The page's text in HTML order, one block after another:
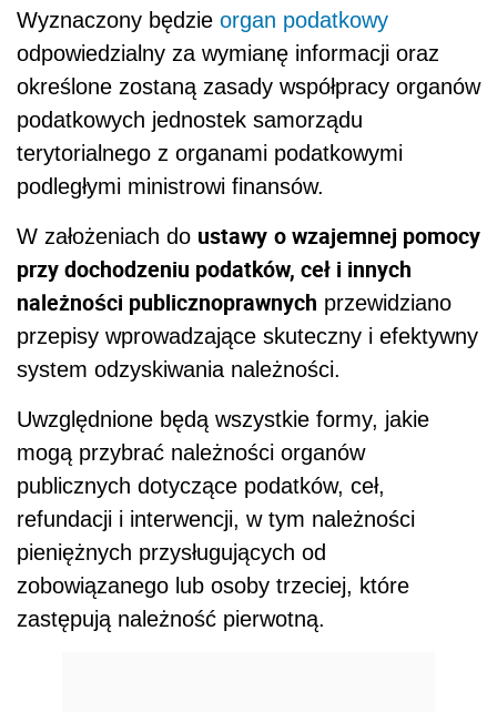
Wyznaczony będzie organ podatkowy
odpowiedzialny za wymianę informacji oraz
określone zostaną zasady współpracy organów
podatkowych jednostek samorządu
terytorialnego z organami podatkowymi
podległymi ministrowi finansów.
W założeniach do ustawy o wzajemnej pomocy
przy dochodzeniu podatków, ceł i innych
należności publicznoprawnych przewidziano
przepisy wprowadzające skuteczny i efektywny
system odzyskiwania należności.
Uwzględnione będą wszystkie formy, jakie
mogą przybrać należności organów
publicznych dotyczące podatków, ceł,
refundacji i interwencji, w tym należności
pieniężnych przysługujących od
zobowiązanego lub osoby trzeciej, które
zastępują należność pierwotną.